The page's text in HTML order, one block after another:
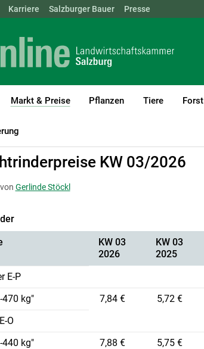
ÖSTERREICH BGLD KTN
Karriere Salzburger Bauer Presse
Markt & Preise
(current)1
Pflanzen Tiere Forst
Markt & Preise
KW 03/2026
Gerlinde Stöckl
KW 03
2026
KW 03
2025
E-P
470 kg"
7,84 € 5,72 €
O
440 kg"
7,88 € 5,75 €